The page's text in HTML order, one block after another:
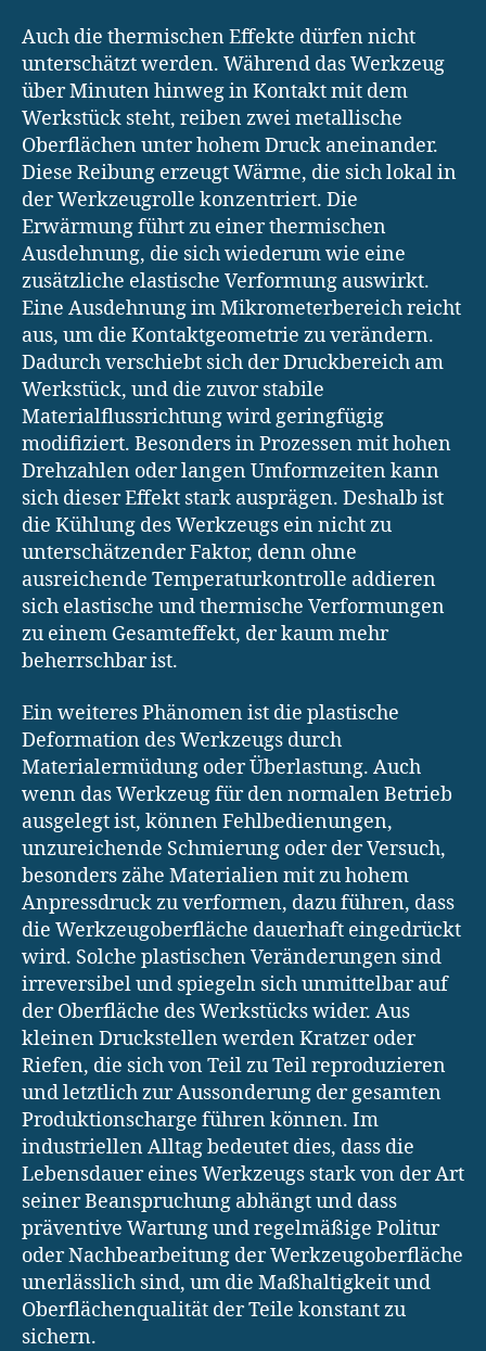
Auch die thermischen Effekte dürfen nicht
unterschätzt werden. Während das Werkzeug
über Minuten hinweg in Kontakt mit dem
Werkstück steht, reiben zwei metallische
Oberflächen unter hohem Druck aneinander.
Diese Reibung erzeugt Wärme, die sich lokal in
der Werkzeugrolle konzentriert. Die
Erwärmung führt zu einer thermischen
Ausdehnung, die sich wiederum wie eine
zusätzliche elastische Verformung auswirkt.
Eine Ausdehnung im Mikrometerbereich reicht
aus, um die Kontaktgeometrie zu verändern.
Dadurch verschiebt sich der Druckbereich am
Werkstück, und die zuvor stabile
Materialflussrichtung wird geringfügig
modifiziert. Besonders in Prozessen mit hohen
Drehzahlen oder langen Umformzeiten kann
sich dieser Effekt stark ausprägen. Deshalb ist
die Kühlung des Werkzeugs ein nicht zu
unterschätzender Faktor, denn ohne
ausreichende Temperaturkontrolle addieren
sich elastische und thermische Verformungen
zu einem Gesamteffekt, der kaum mehr
beherrschbar ist.
Ein weiteres Phänomen ist die plastische
Deformation des Werkzeugs durch
Materialermüdung oder Überlastung. Auch
wenn das Werkzeug für den normalen Betrieb
ausgelegt ist, können Fehlbedienungen,
unzureichende Schmierung oder der Versuch,
besonders zähe Materialien mit zu hohem
Anpressdruck zu verformen, dazu führen, dass
die Werkzeugoberfläche dauerhaft eingedrückt
wird. Solche plastischen Veränderungen sind
irreversibel und spiegeln sich unmittelbar auf
der Oberfläche des Werkstücks wider. Aus
kleinen Druckstellen werden Kratzer oder
Riefen, die sich von Teil zu Teil reproduzieren
und letztlich zur Aussonderung der gesamten
Produktionscharge führen können. Im
industriellen Alltag bedeutet dies, dass die
Lebensdauer eines Werkzeugs stark von der Art
seiner Beanspruchung abhängt und dass
präventive Wartung und regelmäßige Politur
oder Nachbearbeitung der Werkzeugoberfläche
unerlässlich sind, um die Maßhaltigkeit und
Oberflächenqualität der Teile konstant zu
sichern.